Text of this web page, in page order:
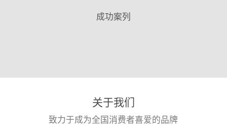
成功案列
关于我们
致力于成为全国消费者喜爱的品牌